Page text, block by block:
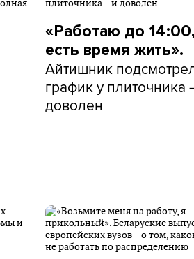
«Работаю до
есть время жить».
Айтишник
график у плиточника
доволен